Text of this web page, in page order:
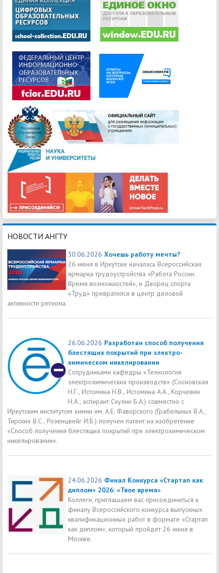
НОВОСТИ АНГТУ
30.06.2026 Хочешь работу мечты?
26 июня в Иркутске началась Всероссийская
ярмарка трудоустройства «Работа России.
Время возможностей», и Дворец спорта
«Труд» превратился в центр деловой
активности региона.
26.06.2026 Разработан способ получения
блестящих покрытий при электро-
химическом никелировании
Сотрудниками кафедры «Технология
электрохимических производств» (Сосновская
Н.Г., Истомина Н.В., Истомина А.А., Корчевин
Н.А., аспирант Скулин Б.А.) совместно с
Иркутским институтом химии им. А.Е. Фаворского (Грабельных В.А.,
Тирских В.С., Розенцвейг И.Б.) получен патент на изобретение
«Способ получения блестящих покрытий при электрохимическом
никелировании».
24.06.2026 Финал Конкурса «Стартап как
диплом» 2026: «Твое время»
Коллеги, приглашаем вас присоединиться к
финалу Всероссийского конкурса выпускных
квалификационных работ в формате «Стартап
как диплом», который пройдет 26 июня в
Москве.